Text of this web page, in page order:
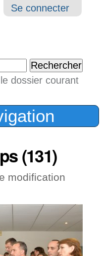
Outils
Se connecter
dossier courant
(131)
modification